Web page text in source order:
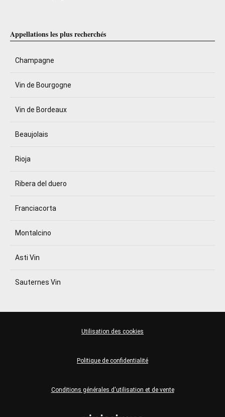
Appellations les plus recherchés
Champagne
Vin de Bourgogne
Vin de Bordeaux
Beaujolais
Rioja
Ribera del duero
Franciacorta
Montalcino
Asti Vin
Sauternes Vin
Conditions générales d'utilisation et de vente
Politique de confidentialité
Utilisation des cookies